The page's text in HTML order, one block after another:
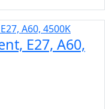
E27, A60,